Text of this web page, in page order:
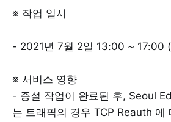
※ 작업 일시
- 2021년 7월 2일 13:00 ~ 17:00
※ 서비스 영향
- 증설 작업이 완료된 후, Seoul
는 트래픽의 경우 TCP Reauth 에